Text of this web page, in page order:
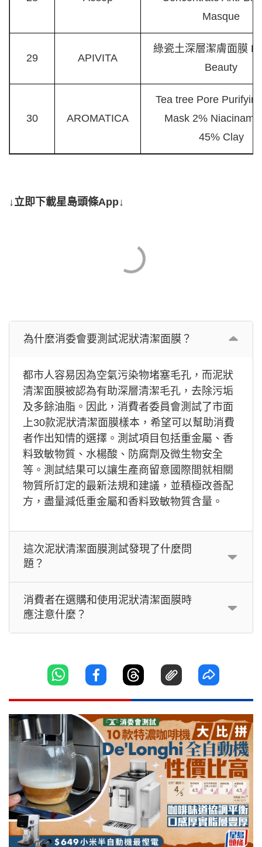
Masque
29 APIVITA
綠瓷土深層潔膚面膜
Beauty
30 AROMATICA
Tea tree Pore
Mask 2%
45% Clay
↓立即下載星島頭條App↓
為什麼消委會要測試泥狀清潔面膜？
都市人容易因為空氣污染物堵塞毛孔，而泥狀
清潔面膜被認為有助深層清潔毛孔，去除污垢
及多餘油脂。因此，消費者委員會測試了市面
上30款泥狀清潔面膜樣本，希望可以幫助消費
者作出知情的選擇。測試項目包括重金屬、香
料致敏物質、水楊酸、防腐劑及微生物安全
等。測試結果可以讓生產商留意國際間就相關
物質所訂定的最新法規和建議，並積極改善配
方，盡量減低重金屬和香料致敏物質含量。
這次泥狀清潔面膜測試發現了什麼問
題？
消費者在選購和使用泥狀清潔面膜時
應注意什麼？